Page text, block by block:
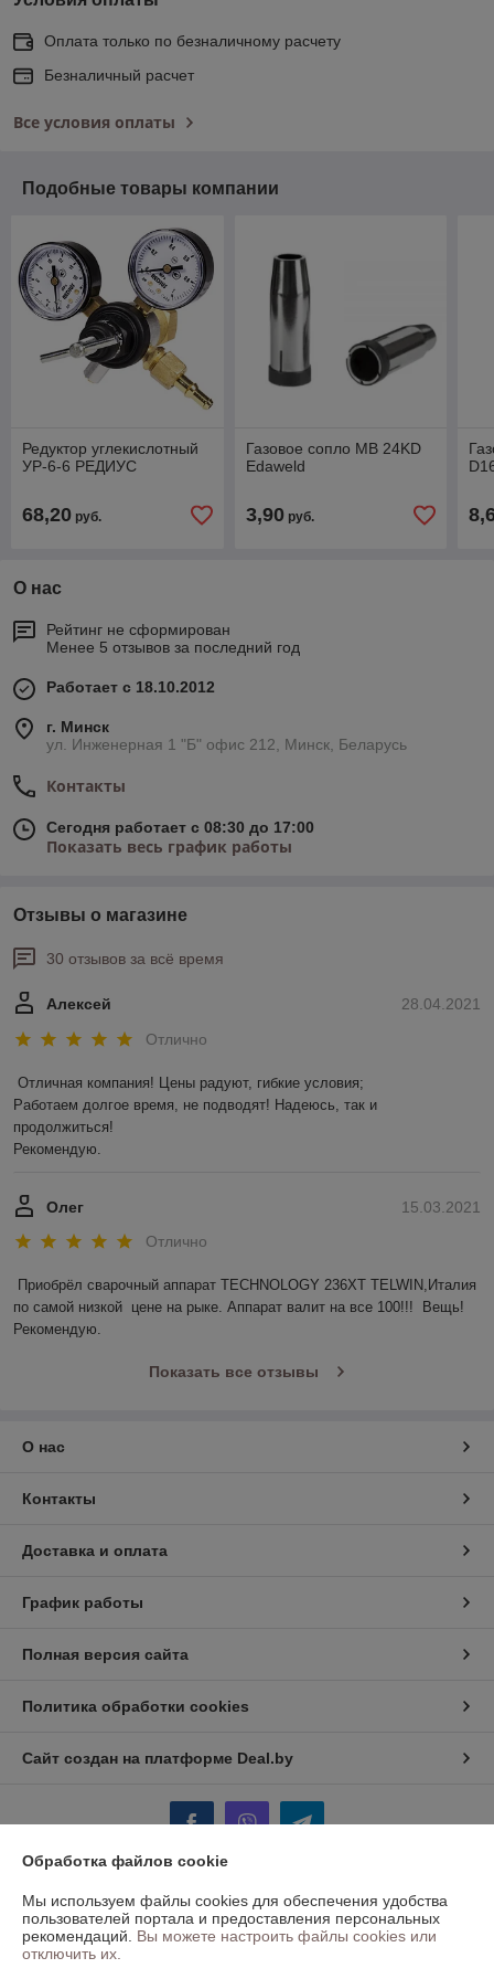
Оплата только по безналичному расчету
Безналичный расчет
Все условия оплаты
Подобные товары компании
Редуктор углекислотный
УР-6-6 РЕДИУС
68,20 руб.
Газовое сопло MB 24KD
Edaweld
3,90руб.
О нас
Рейтинг не сформирован
Менее 5 отзывов за последний год
Работает с 18.10.2012
г. Минск
ул. Инженерная 1 "Б" офис 212, Минск, Беларусь
Контакты
Сегодня работает с 08:30 до 17:00
Показать весь график работы
Отзывы о магазине
30 отзывов за всё время
28.04.2021
Алексей
Отлично
Отличная компания! Цены радуют, гибкие условия;
Работаем долгое время, не подводят! Надеюсь, так и
продолжиться!
Рекомендую.
15.03.2021
Олег
Отлично
Приобрёл сварочный аппарат TECHNOLOGY 236ХТ TELWIN,Италия
по самой низкой  цене на рыке. Аппарат валит на все 100!!!  Вещь!
Рекомендую.
Показать все отзывы
О нас
Контакты
Доставка и оплата
График работы
Полная версия сайта
Политика обработки cookies
Сайт создан на платформе Deal.by
Информация для покупателя
Юридическое лицо:ООО "БАЛТСВАРКА ГРУПП"
Минск, ул.Инженерная,1Б, каб 208
Обработка файлов cookie
Мы используем файлы cookies для обеспечения удобства
пользователей портала и предоставления персональных
рекомендаций. Вы можете настроить файлы cookies или
отключить их.